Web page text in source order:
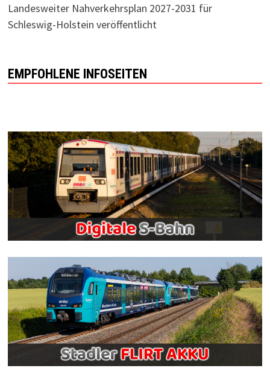
Landesweiter Nahverkehrsplan 2027-2031 für
Schleswig-Holstein veröffentlicht
EMPFOHLENE INFOSEITEN